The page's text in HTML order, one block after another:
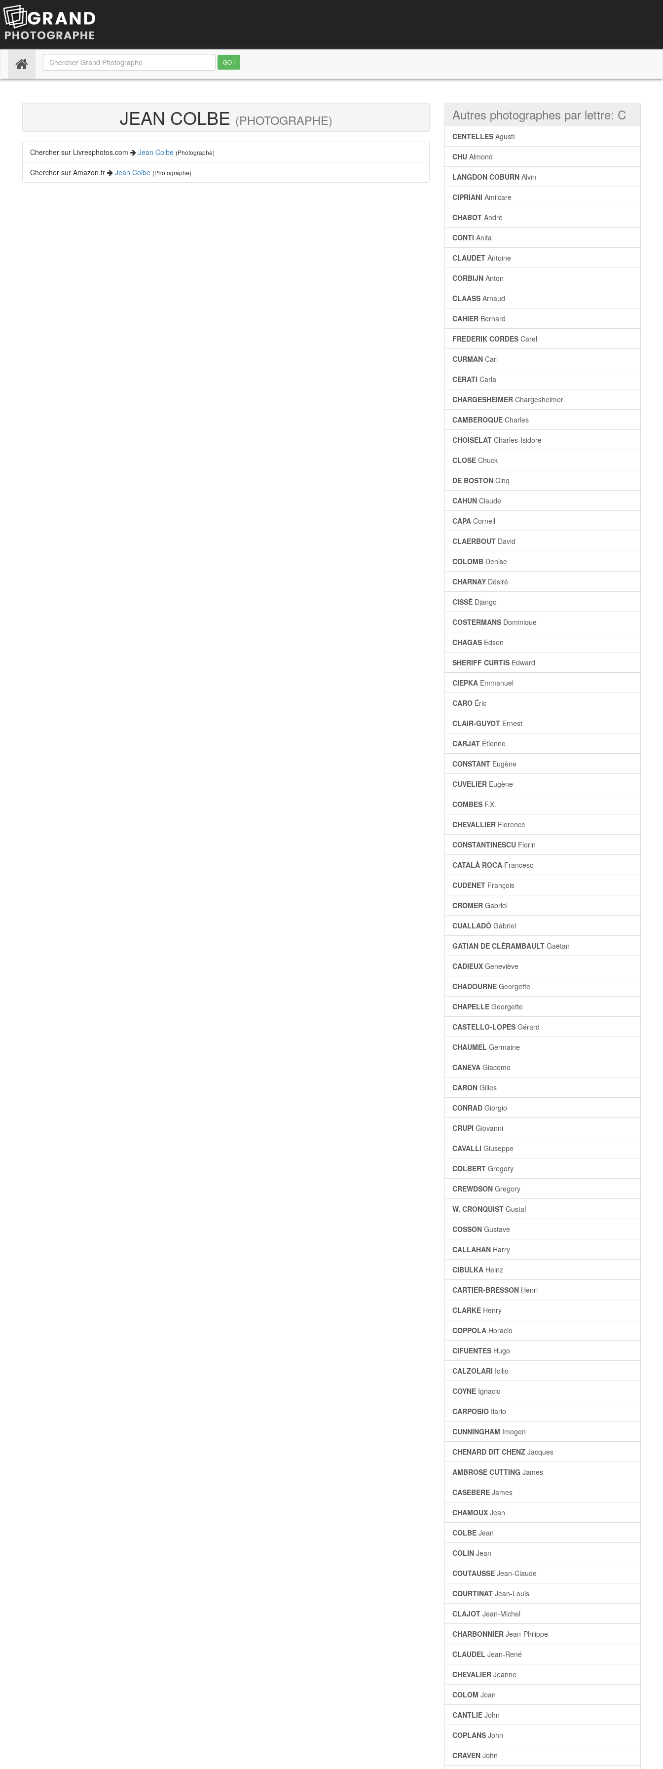
(current)
JEAN COLBE (PHOTOGRAPHE)
Chercher sur Livresphotos.com Jean Colbe (Photographe)
Chercher sur Amazon.fr Jean Colbe (Photographe)
Autres photographes par lettre: C
CENTELLES Agustí
CHU Almond
LANGDON COBURN Alvin
CIPRIANI Amilcare
CHABOT André
CONTI Anita
CLAUDET Antoine
CORBIJN Anton
CLAASS Arnaud
CAHIER Bernard
FREDERIK CORDES Carel
CURMAN Carl
CERATI Carla
CHARGESHEIMER Chargesheimer
CAMBEROQUE Charles
CHOISELAT Charles-Isidore
CLOSE Chuck
DE BOSTON Cinq
CAHUN Claude
CAPA Cornell
CLAERBOUT David
COLOMB Denise
CHARNAY Désiré
CISSÉ Django
COSTERMANS Dominique
CHAGAS Edson
SHERIFF CURTIS Edward
CIEPKA Emmanuel
CARO Éric
CLAIR-GUYOT Ernest
CARJAT Étienne
CONSTANT Eugène
CUVELIER Eugène
COMBES F.X.
CHEVALLIER Florence
CONSTANTINESCU Florin
CATALÀ ROCA Francesc
CUDENET François
CROMER Gabriel
CUALLADÓ Gabriel
GATIAN DE CLÉRAMBAULT Gaëtan
CADIEUX Geneviève
CHADOURNE Georgette
CHAPELLE Georgette
CASTELLO-LOPES Gérard
CHAUMEL Germaine
CANEVA Giacomo
CARON Gilles
CONRAD Giorgio
CRUPI Giovanni
CAVALLI Giuseppe
COLBERT Gregory
CREWDSON Gregory
W. CRONQUIST Gustaf
COSSON Gustave
CALLAHAN Harry
CIBULKA Heinz
CARTIER-BRESSON Henri
CLARKE Henry
COPPOLA Horacio
CIFUENTES Hugo
CALZOLARI Icilio
COYNE Ignacio
CARPOSIO Ilario
CUNNINGHAM Imogen
CHENARD DIT CHENZ Jacques
AMBROSE CUTTING James
CASEBERE James
CHAMOUX Jean
COLBE Jean
COLIN Jean
COUTAUSSE Jean-Claude
COURTINAT Jean-Louis
CLAJOT Jean-Michel
CHARBONNIER Jean-Philippe
CLAUDEL Jean-René
CHEVALIER Jeanne
COLOM Joan
CANTLIE John
COPLANS John
CRAVEN John